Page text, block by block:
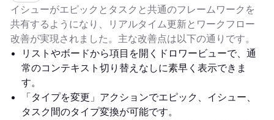
イシューがエピックとタスクと共通のフレームワークを
共有するようになり、リアルタイム更新とワークフロー
改善が実現されました。主な改善点は以下の通りです。
リストやボードから項目を開くドロワービューで、通
常のコンテキスト切り替えなしに素早く表示できま
す。
「タイプを変更」アクションでエピック、イシュー、
タスク間のタイプ変換が可能です。